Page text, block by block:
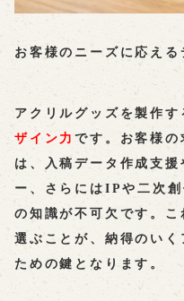
お客様のニーズに応える
アクリルグッズを製作
ザイン力です。お客様の
は、入稿データ作成支
ー、さらにはIPや二次
の知識が不可欠です。
選ぶことが、納得のい
ための鍵となります。